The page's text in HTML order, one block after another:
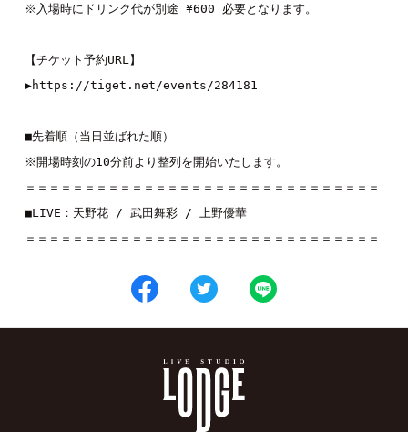
※入場時にドリンク代が別途 ¥600 必要となります。
【チケット予約URL】
▶︎https://tiget.net/events/284181
■先着順（当日並ばれた順）
※開場時刻の10分前より整列を開始いたします。
＝＝＝＝＝＝＝＝＝＝＝＝＝＝＝＝＝＝＝＝＝＝＝＝＝＝＝＝＝＝
■LIVE： 天野花 / 武田舞彩 /
上野優華
＝＝＝＝＝＝＝＝＝＝＝＝＝＝＝＝＝＝＝＝＝＝＝＝＝＝＝＝＝＝